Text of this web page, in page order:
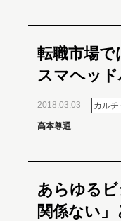
転職市場
スマヘッ
2018.03.03 カル
高本尊通
あらゆる
関係ない